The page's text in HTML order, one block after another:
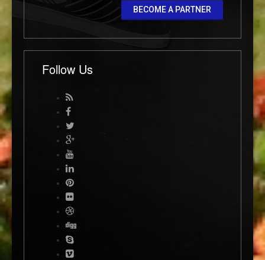
BECOME A PARTNER
Follow Us